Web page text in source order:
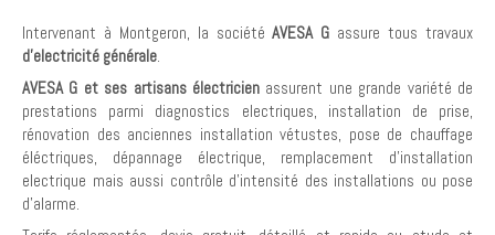
Intervenant à Montgeron, la sociétéAVESA G assure tous travaux
d'electricité générale.
AVESA G et ses artisans électricien assurent une grande variété de
prestations parmi diagnostics electriques, installation de prise,
rénovation des anciennes installation vétustes, pose de chauffage
éléctriques, dépannage électrique, remplacement d'installation
electrique mais aussi contrôle d'intensité des installations ou pose
d'alarme.